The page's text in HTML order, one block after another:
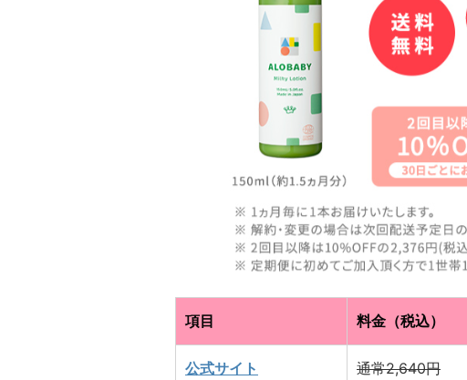
項目 料金（税込）
公式サイト
通常2,640円